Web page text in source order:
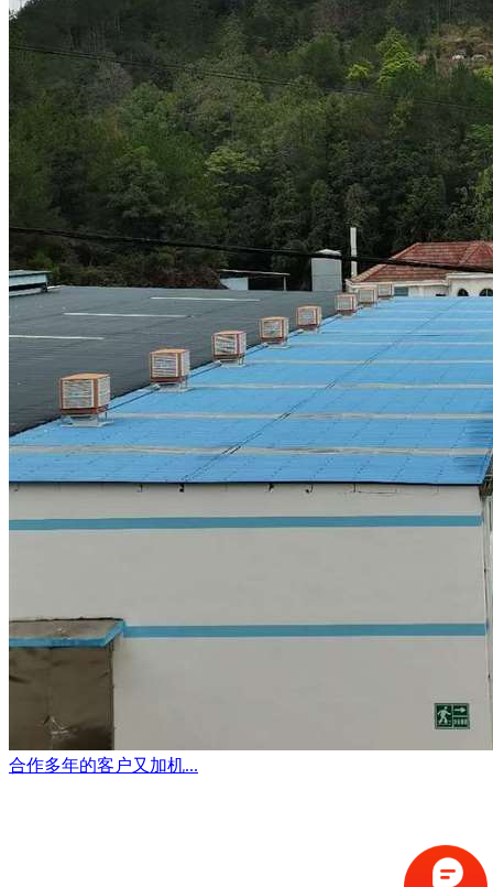
合作多年的客户又加机...